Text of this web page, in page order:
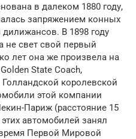
в далеком 1880 году,
запряжением конных
В 1898 году
не свет свой первый
лет она же произвела на
State Coach,
королевской
этой компании
Париж (расстояние 15
автомобилей занял
Первой Мировой